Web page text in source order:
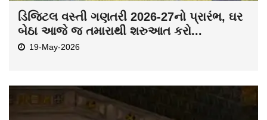
ડિજિટલ વસ્તી ગણતરી 2026-27નો પ્રારંભ, ઘર
બેઠા આજે જ તમારાથી શરુઆત કરો...
19-May-2026